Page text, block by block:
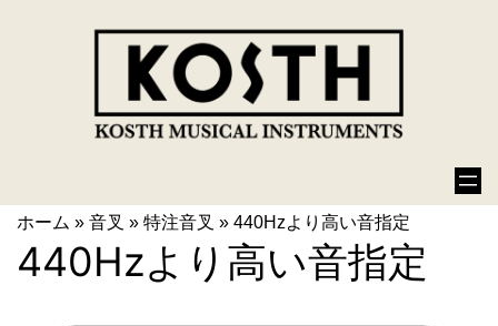
ホーム » 音叉 » 特注音叉 » 440Hzより高い音指定
440Hzより高い音指定